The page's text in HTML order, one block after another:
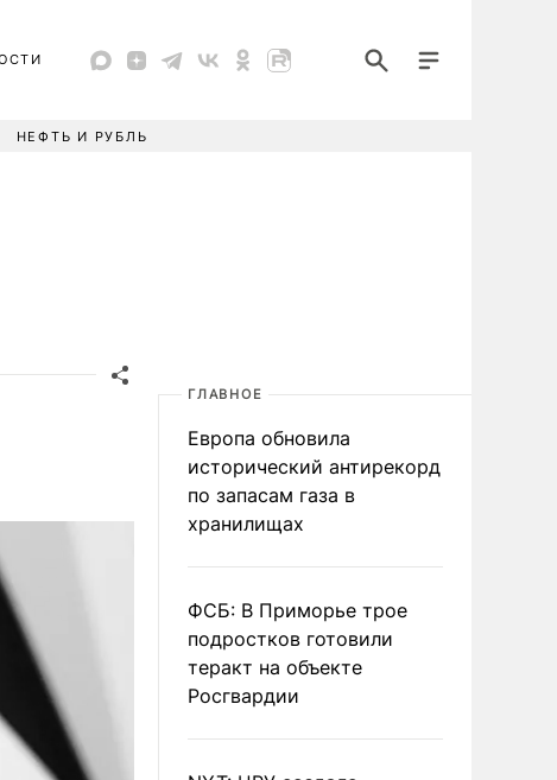
НЕФТЬ И РУБЛЬ
ГЛАВНОЕ
Европа обновила
исторический антирекорд
по запасам газа в
хранилищах
ФСБ: В Приморье трое
подростков готовили
теракт на объекте
Росгвардии